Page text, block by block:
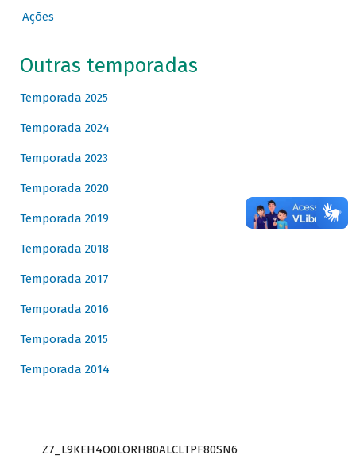
Ações
Outras temporadas
Temporada 2025
Temporada 2024
Temporada 2023
Temporada 2020
Temporada 2019
Temporada 2018
Temporada 2017
Temporada 2016
Temporada 2015
Temporada 2014
Z7_L9KEH4O0LORH80ALCLTPF80SN6